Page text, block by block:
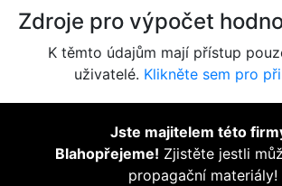
Zdroje pro výpočet
K těmto údajům mají přístup
uživatelé. Klikněte sem pro
Jste majitelem této
Blahopřejeme! Zjistěte jestli
propagační materiály!